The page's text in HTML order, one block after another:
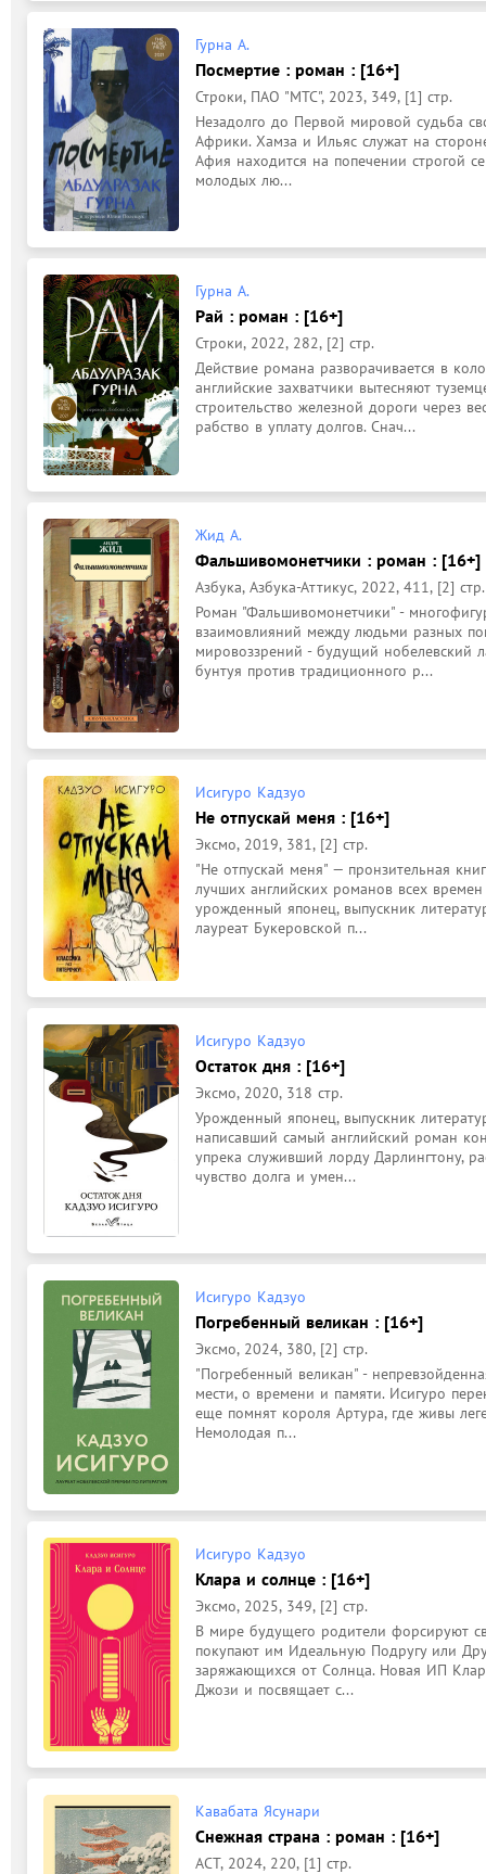
Гурна А.
Посмертие : роман : [16+]
Строки, ПАО "МТС", 2023, 349, [1] стр.
Незадолго до Первой мировой судьба
Африки. Хамза и Ильяс служат на
Афия находится на попечении строгой
молодых лю...
Гурна А.
Рай : роман : [16+]
Строки, 2022, 282, [2] стр.
Действие романа разворачивается в
английские захватчики вытесняют
строительство железной дороги через
рабство в уплату долгов. Снач...
Жид А.
Фальшивомонетчики : роман : [16+]
Азбука, Азбука-Аттикус, 2022, 411, [2] стр.
Роман "Фальшивомонетчики" -
взаимовлияний между людьми разных
мировоззрений - будущий нобелевский
бунтуя против традиционного р...
Исигуро Кадзуо
Не отпускай меня : [16+]
Эксмо, 2019, 381, [2] стр.
﻿"Не отпускай меня" — пронзительная
лучших английских романов всех
урожденный японец, выпускник
лауреат Букеровской п...
Исигуро Кадзуо
Остаток дня : [16+]
Эксмо, 2020, 318 стр.
Урожденный японец, выпускник
написавший самый английский роман
упрека служивший лорду Дарлингтону,
чувство долга и умен...
Исигуро Кадзуо
Погребенный великан : [16+]
Эксмо, 2024, 380, [2] стр.
"Погребенный великан" -
мести, о времени и памяти. Исигуро
еще помнят короля Артура, где живы
Немолодая п...
Исигуро Кадзуо
Клара и солнце : [16+]
Эксмо, 2025, 349, [2] стр.
В мире будущего родители форсируют
покупают им Идеальную Подругу или
заряжающихся от Солнца. Новая ИП
Джози и посвящает с...
Кавабата Ясунари
Снежная страна : роман : [16+]
АСТ, 2024, 220, [1] стр.